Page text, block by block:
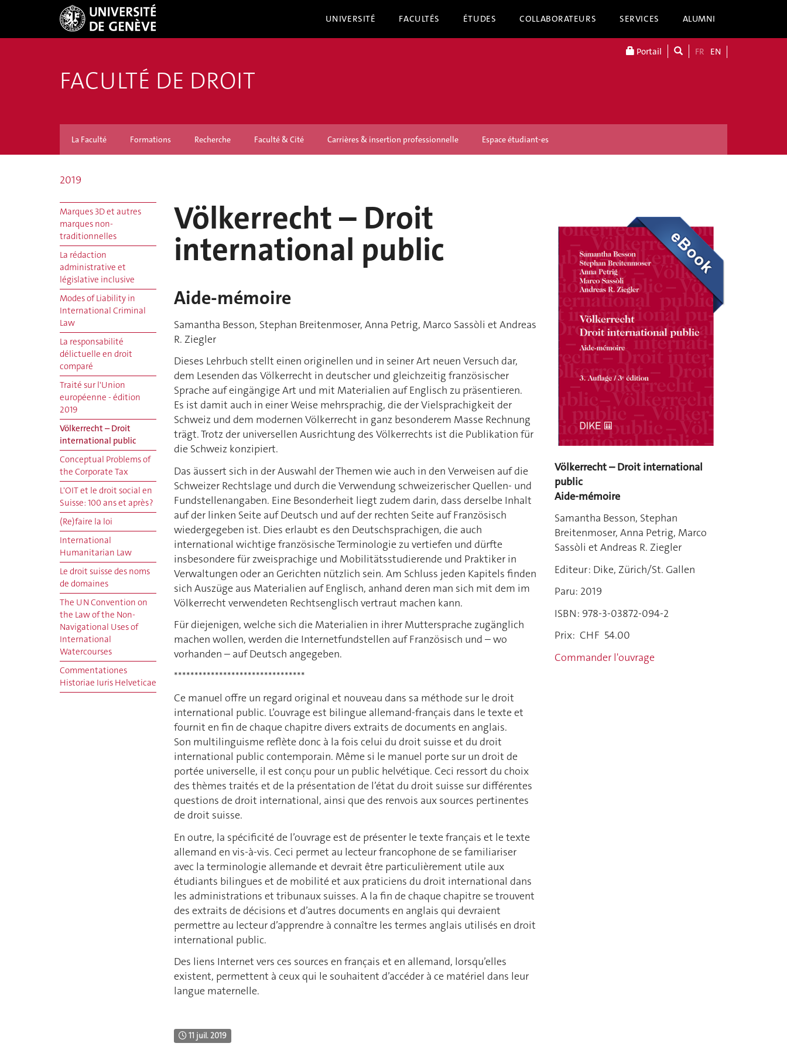
UNIVERSITÉ FACULTÉS ÉTUDES COLLABORATEURS SERVICES ALUMNI
Portail FR EN
FACULTÉ DE DROIT
La Faculté Formations Recherche Faculté & Cité Carrières & insertion professionnelle Espace étudiant-es
2019
Marques 3D et autres
marques non-
traditionnelles
La rédaction
administrative et
législative inclusive
Modes of Liability in
International Criminal
Law
La responsabilité
délictuelle en droit
comparé
Traité sur l'Union
européenne - édition
2019
Völkerrecht – Droit
international public
Conceptual Problems of
the Corporate Tax
L'OIT et le droit social en
Suisse: 100 ans et après ?
(Re)faire la loi
International
Humanitarian Law
Le droit suisse des noms
de domaines
The UN Convention on
the Law of the Non-
Navigational Uses of
International
Watercourses
Commentationes
Historiae Iuris Helveticae
Völkerrecht – Droit
international public
Aide-mémoire
Samantha Besson, Stephan Breitenmoser, Anna Petrig, Marco Sassòli et Andreas
R. Ziegler
Dieses Lehrbuch stellt einen originellen und in seiner Art neuen Versuch dar,
dem Lesenden das Völkerrecht in deutscher und gleichzeitig französischer
Sprache auf eingängige Art und mit Materialien auf Englisch zu präsentieren.
Es ist damit auch in einer Weise mehrsprachig, die der Vielsprachigkeit der
Schweiz und dem modernen Völkerrecht in ganz besonderem Masse Rechnung
trägt. Trotz der universellen Ausrichtung des Völkerrechts ist die Publikation für
die Schweiz konzipiert.
Das äussert sich in der Auswahl der Themen wie auch in den Verweisen auf die
Schweizer Rechtslage und durch die Verwendung schweizerischer Quellen- und
Fundstellenangaben. Eine Besonderheit liegt zudem darin, dass derselbe Inhalt
auf der linken Seite auf Deutsch und auf der rechten Seite auf Französisch
wiedergegeben ist. Dies erlaubt es den Deutschsprachigen, die auch
international wichtige französische Terminologie zu vertiefen und dürfte
insbesondere für zweisprachige und Mobilitätsstudierende und Praktiker in
Verwaltungen oder an Gerichten nützlich sein. Am Schluss jeden Kapitels finden
sich Auszüge aus Materialien auf Englisch, anhand deren man sich mit dem im
Völkerrecht verwendeten Rechtsenglisch vertraut machen kann.
Für diejenigen, welche sich die Materialien in ihrer Muttersprache zugänglich
machen wollen, werden die Internetfundstellen auf Französisch und – wo
vorhanden – auf Deutsch angegeben.
********************************
Ce manuel offre un regard original et nouveau dans sa méthode sur le droit
international public. L’ouvrage est bilingue allemand-français dans le texte et
fournit en fin de chaque chapitre divers extraits de documents en anglais.
Son multilinguisme reflète donc à la fois celui du droit suisse et du droit
international public contemporain. Même si le manuel porte sur un droit de
portée universelle, il est conçu pour un public helvétique. Ceci ressort du choix
des thèmes traités et de la présentation de l’état du droit suisse sur différentes
questions de droit international, ainsi que des renvois aux sources pertinentes
de droit suisse.
En outre, la spécificité de l’ouvrage est de présenter le texte français et le texte
allemand en vis-à-vis. Ceci permet au lecteur francophone de se familiariser
avec la terminologie allemande et devrait être particulièrement utile aux
étudiants bilingues et de mobilité et aux praticiens du droit international dans
les administrations et tribunaux suisses. A la fin de chaque chapitre se trouvent
des extraits de décisions et d’autres documents en anglais qui devraient
permettre au lecteur d’apprendre à connaître les termes anglais utilisés en droit
international public.
Des liens Internet vers ces sources en français et en allemand, lorsqu’elles
existent, permettent à ceux qui le souhaitent d’accéder à ce matériel dans leur
langue maternelle.
11 juil. 2019
Völkerrecht – Droit international
public
Aide-mémoire
Samantha Besson, Stephan
Breitenmoser, Anna Petrig, Marco
Sassòli et Andreas R. Ziegler
Editeur : Dike, Zürich/St. Gallen
Paru: 2019
ISBN: 978-3-03872-094-2
Prix: CHF 54.00
Commander l'ouvrage